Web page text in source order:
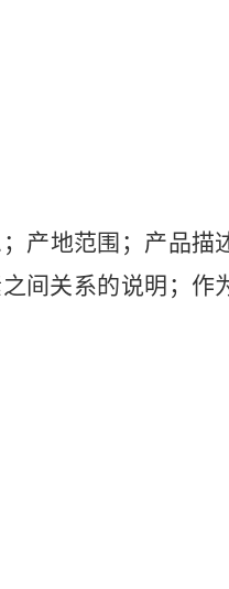
产地范围；产品描
间关系的说明；作